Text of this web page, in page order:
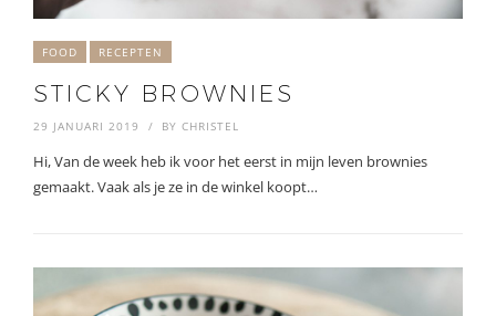
FOOD RECEPTEN
STICKY BROWNIES
29 JANUARI 2019 BY CHRISTEL
Hi, Van de week heb ik voor het eerst in mijn leven brownies
gemaakt. Vaak als je ze in de winkel koopt…